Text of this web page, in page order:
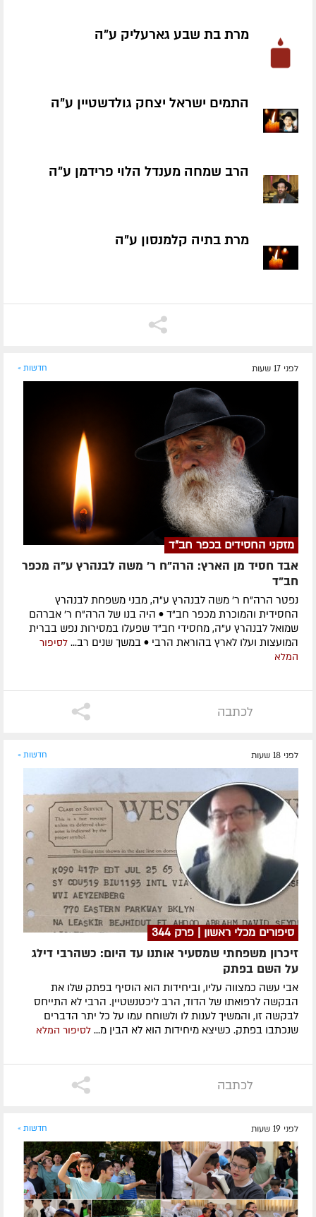
מרת בת שבע גארעליק ע״ה
התמים ישראל יצחק גולדשטיין ע״ה
הרב שמחה מענדל הלוי פרידמן ע״ה
מרת בתיה קלמנסון ע״ה
לפני 17 שעות חדשות »
מזקני החסידים בכפר חב"ד
אבד חסיד מן הארץ: הרה"ח ר' משה לבנהרץ ע"ה מכפר
חב"ד
נפטר הרה"ח ר' משה לבנהרץ ע"ה, מבני משפחת לבנהרץ
החסידית והמוכרת מכפר חב"ד • היה בנו של הרה"ח ר' אברהם
שמואל לבנהרץ ע"ה, מחסידי חב"ד שפעלו במסירות נפש בברית
המועצות ועלו לארץ בהוראת הרבי • במשך שנים רב... לסיפור
המלא
לכתבה
לפני 18 שעות חדשות »
סיפורים מכלי ראשון | פרק 344
זיכרון משפחתי שמסעיר אותנו עד היום: כשהרבי דילג
על השם בפתק
אבי עשה כמצווה עליו, וביחידות הוא הוסיף בפתק שלו את
הבקשה לרפואתו של הדוד, הרב ליכטנשטיין. הרבי לא התייחס
לבקשה זו, והמשיך לענות לו ולשוחח עמו על כל יתר הדברים
שנכתבו בפתק. כשיצא מיחידות הוא לא הבין מ... לסיפור המלא
לכתבה
לפני 19 שעות חדשות »